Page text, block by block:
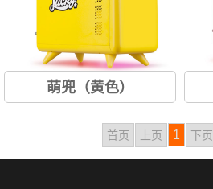
萌兜（黄色）
首页 上页 1 下页